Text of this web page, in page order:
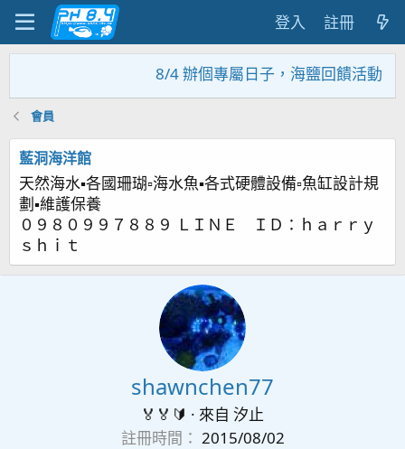
登入 註冊
8/4 辦個專屬日子，海鹽回饋活動，
會員
藍洞海洋館
天然海水▪各國珊瑚▫海水魚▪各式硬體設備▫魚缸設計規
劃▪維護保養
０９８０９９７８８９ ＬＩＮＥ ＩＤ：ｈａｒｒｙ
ｓｈｉｔ
shawnchen77
🏅🏅🔰 · 來自 汐止
註冊時間
2015/08/02